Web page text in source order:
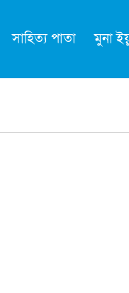
সাহিত্য পাতা মুনা